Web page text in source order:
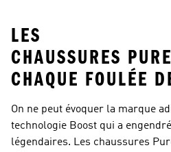
LES
CHAUSSURES
CHAQUE FOULÉE
On ne peut évoquer la marque
technologie Boost qui a
légendaires. Les chaussures